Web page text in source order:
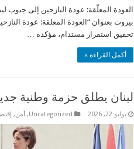
بيروت بعنوان “العودة المعلقة: عودة
تحقيق استقرار مستدام، مؤكدة …
أكمل القراءة »
لبنان يطلق حزمة وطنية
يوليو 22, 2026 Uncategorized
, أمن,